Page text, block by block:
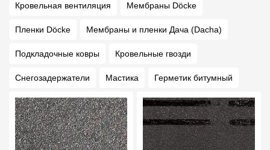
Кровельная вентиляция Мембраны Döcke
Пленки Döcke Мембраны и пленки Дача (Dacha)
Подкладочные ковры Кровельные гвозди
Снегозадержатели Мастика Герметик битумный